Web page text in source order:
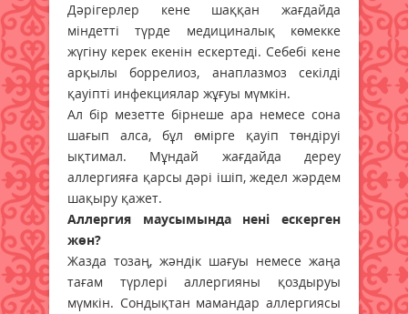
Дәрігерлер кене шаққан жағдайда
міндетті түрде медициналық көмекке
жүгіну керек екенін ескертеді. Себебі кене
арқылы боррелиоз, анаплазмоз секілді
қауіпті инфекциялар жұғуы мүмкін.
Ал бір мезетте бірнеше ара немесе сона
шағып алса, бұл өмірге қауіп төндіруі
ықтимал. Мұндай жағдайда дереу
аллергияға қарсы дәрі ішіп, жедел жәрдем
шақыру қажет.
Аллергия маусымында нені ескерген
жөн?
Жазда тозаң, жәндік шағуы немесе жаңа
тағам түрлері аллергияны қоздыруы
мүмкін. Сондықтан мамандар аллергиясы